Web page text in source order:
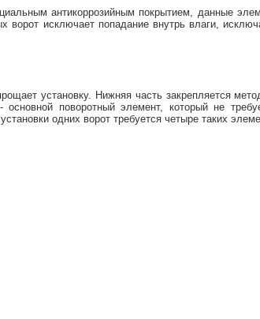
антикоррозийным покрытием, данные
исключает попадание внутрь влаги,
установку. Нижняя часть закрепляется
поворотный элемент, который не
одних ворот требуется четыре таких